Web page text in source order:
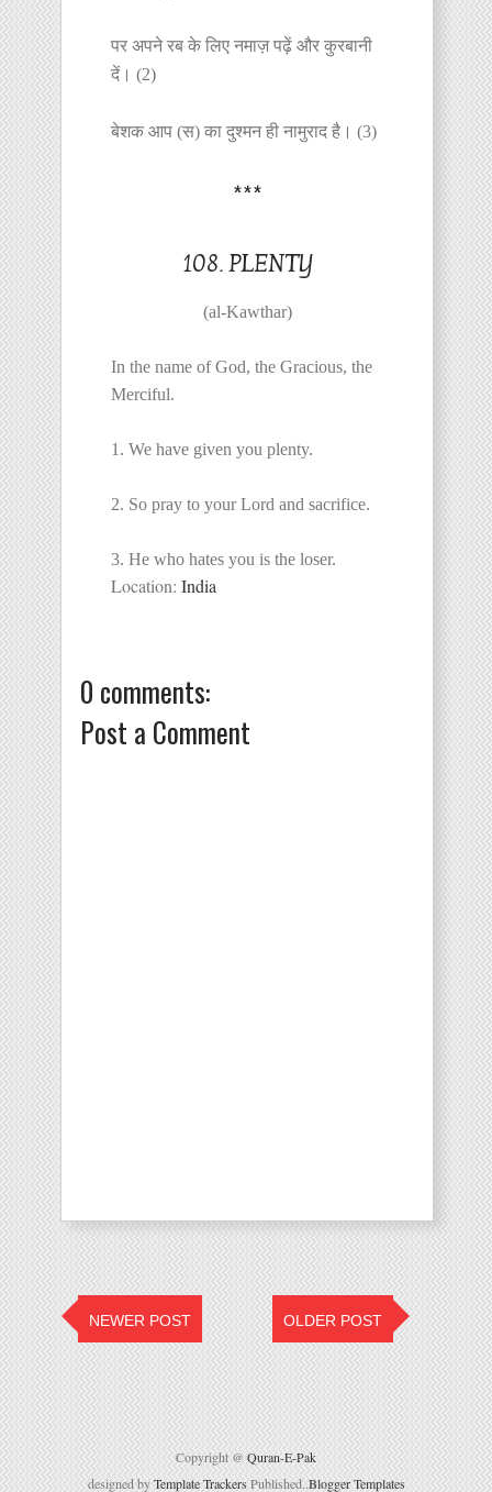
पर अपने रब के लिए नमाज़ पढ़ें और कुरबानी
दें। (2)
बेशक आप (स) का दुश्मन ही नामुराद है। (3)
***
108. PLENTY
(al-Kawthar)
In the name of God, the Gracious, the
Merciful.
1. We have given you plenty.
2. So pray to your Lord and sacrifice.
3. He who hates you is the loser.
Location: India
0 comments:
Post a Comment
NEWER POST OLDER POST
Copyright @Quran-E-Pak
designed byTemplate TrackersPublished..Blogger Templates